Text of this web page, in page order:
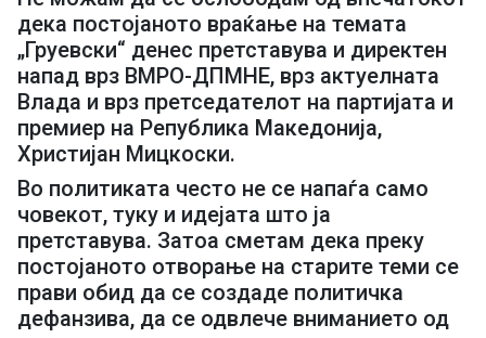
дека постојаното враќање на темата
„Груевски“ денес претставува и директен
напад врз ВМРО-ДПМНЕ, врз актуелната
Влада и врз претседателот на партијата и
премиер на Република Македонија,
Христијан Мицкоски.
Во политиката често не се напаѓа само
човекот, туку и идејата што ја
претставува. Затоа сметам дека преку
постојаното отворање на старите теми се
прави обид да се создаде политичка
дефанзива, да се одвлече вниманието од